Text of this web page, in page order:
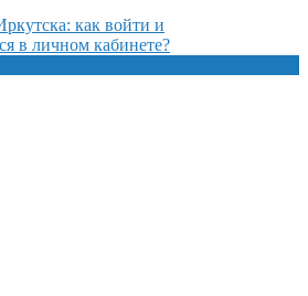
как войти и
в личном кабинете?